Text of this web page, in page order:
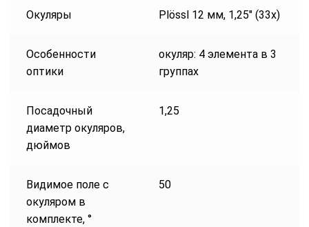
Окуляры Plössl 12 мм, 1,25″ (33х)
Особенности
оптики
окуляр: 4 элемента в 3
группах
Посадочный
диаметр окуляров,
дюймов
1,25
Видимое поле с
окуляром в
комплекте, °
50